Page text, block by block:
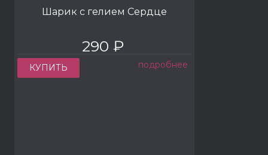
Шарик с гелием Сердце
290 ₽
КУПИТЬ подробнее